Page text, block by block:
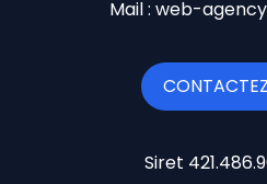
Mail : web-
Siret